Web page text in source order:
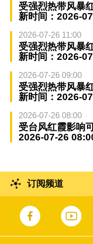
受强烈热带风暴
新时间：2026-
2026-07-26 11:00
受强烈热带风暴
新时间：2026-
2026-07-26 09:00
受强烈热带风暴
新时间：2026-
2026-07-26 08:00
受台风红霞影响
2026-07-26
订阅频道